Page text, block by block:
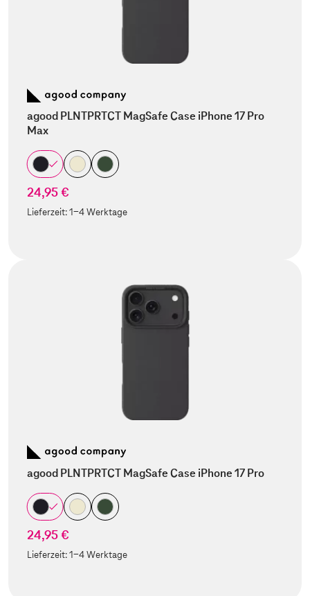
agood PLNTPRTCT MagSafe Case iPhone 17 Pro
Max
24,95 €
Lieferzeit:1-4 Werktage
agood PLNTPRTCT MagSafe Case iPhone 17 Pro
24,95 €
Lieferzeit:1-4 Werktage